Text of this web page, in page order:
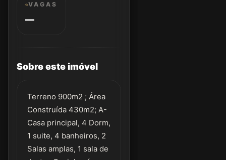
VAGAS
—
Sobre este imóvel
Terreno 900m2 ; Área
Construída 430m2; A-
Casa principal, 4 Dorm,
1 suite, 4 banheiros, 2
Salas amplas, 1 sala de